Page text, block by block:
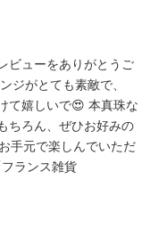
ビューをありがとうご
ジがとても素敵で、
て嬉しいで😍 本真珠な
ちろん、ぜひお好みの
手元で楽しんでいただ
ランス雑貨